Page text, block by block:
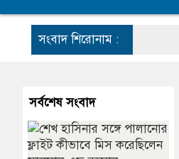
সংবাদ শিরোনাম :
সর্বশেষ সংবাদ